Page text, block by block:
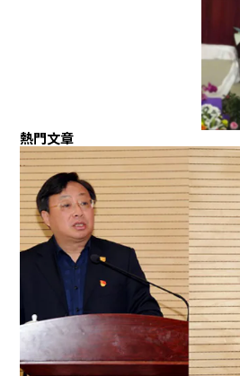
熱門文章